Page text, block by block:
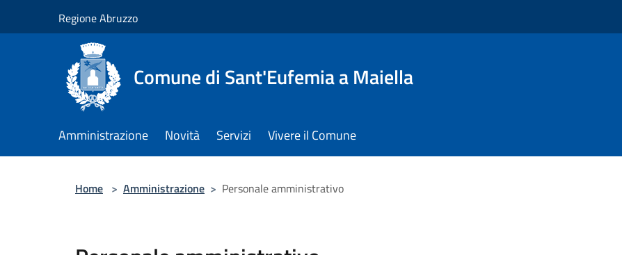
Regione Abruzzo
Comune di Sant'Eufemia a Maiella
Amministrazione Novità Servizi Vivere il Comune
Home > Amministrazione > Personale amministrativo